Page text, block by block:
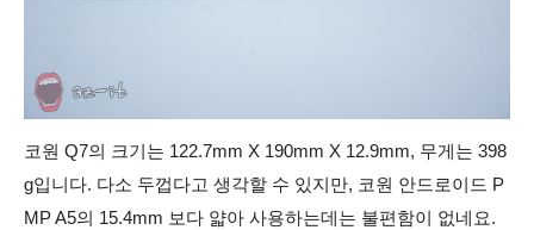
코원 Q7의 크기는 122.7mm X 190mm X 12.9mm, 무게는 398
g입니다. 다소 두껍다고 생각할 수 있지만, 코원 안드로이드 P
MP A5의 15.4mm 보다 얇아 사용하는데는 불편함이 없네요.